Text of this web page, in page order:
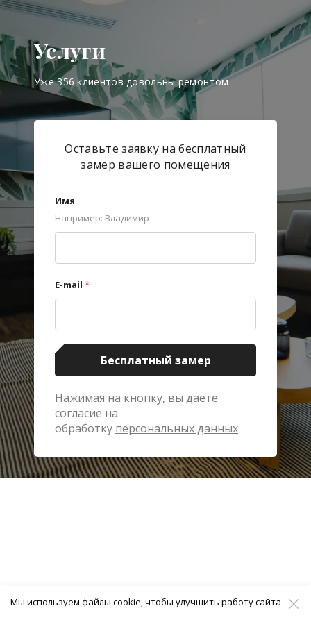
Услуги
Уже 356 клиентов довольны ремонтом
Оставьте заявку на бесплатный
замер вашего помещения
Имя
Например: Владимир
E-mail *
Бесплатный замер
Нажимая на кнопку, вы даете
согласие на
обработку персональных данных
Мы используем файлы cookie, чтобы улучшить работу сайта